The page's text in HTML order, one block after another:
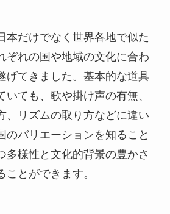
本だけでなく世界各地で似た
ぞれの国や地域の文化に合わ
げてきました。基本的な道具
ても、歌や掛け声の有無、
、リズムの取り方などに違い
のバリエーションを知ること
多様性と文化的背景の豊かさ
ことができます。